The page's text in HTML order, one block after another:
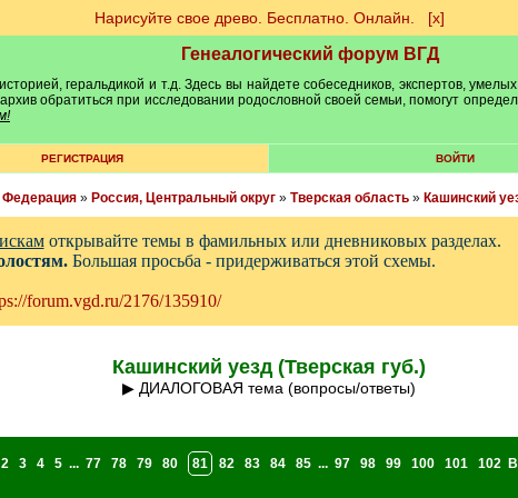
Нарисуйте свое древо. Бесплатно. Онлайн. [х]
Генеалогический форум ВГД
геральдикой и т.д. Здесь вы найдете собеседников, экспертов,
обратиться при исследовании родословной своей семьи, помогут
РЕГИСТРАЦИЯ ВОЙТИ
Федерация» Россия, Центральный округ» Тверская область» Кашинский
открывайте темы в фамильных или дневниковых разделах.
Большая просьба - придерживаться этой схемы.
forum.vgd.ru/2176/135910/
Кашинский уезд (Тверская губ.)
▶ ДИАЛОГОВАЯ тема (вопросы/ответы)
2 3 4 5 ... 77 78 79 80 81 82 83 84 85 ... 97 98 99 100 101 102